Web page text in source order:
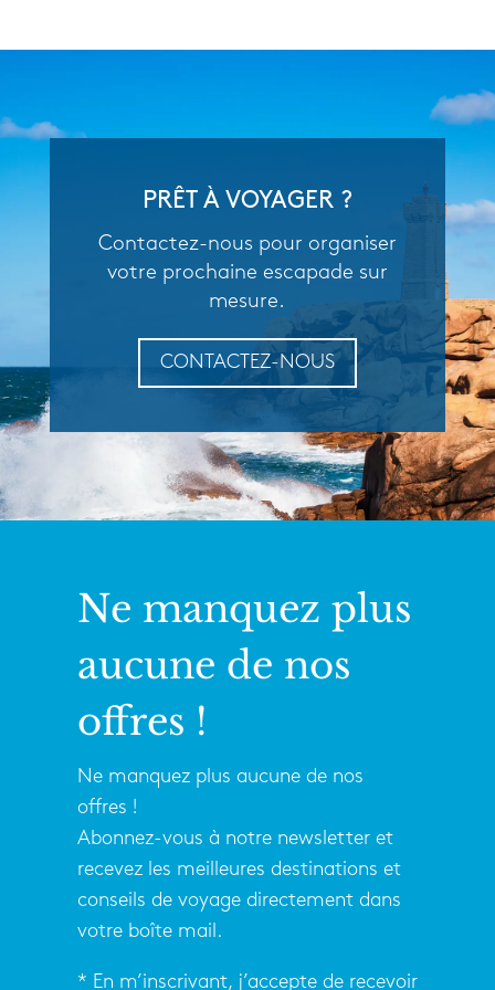
PRÊT À VOYAGER ?
Contactez-nous pour organiser
votre prochaine escapade sur
mesure.
CONTACTEZ-NOUS
Ne manquez plus
aucune de nos
offres !
Ne manquez plus aucune de nos
offres !
Abonnez-vous à notre newsletter et
recevez les meilleures destinations et
conseils de voyage directement dans
votre boîte mail.
* En m’inscrivant, j’accepte de recevoir